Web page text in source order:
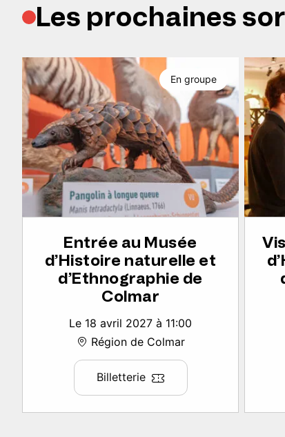
Les prochaines
Entrée au Musée
d’Histoire naturelle et
d’Ethnographie de
Colmar
Le 18 avril 2027 à 11:00
Région de Colmar
Billetterie
En groupe